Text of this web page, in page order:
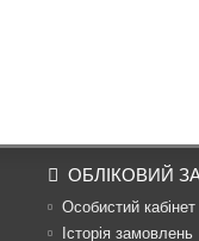
ОБЛІКОВИЙ
Особистий кабінет
Історія замовлень